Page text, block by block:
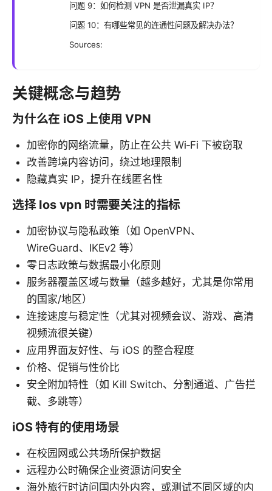
问题 9：如何检测 VPN 是否泄漏真实 IP？
问题 10：有哪些常见的连通性问题及解决办法？
Sources:
关键概念与趋势
为什么在 iOS 上使用 VPN
加密你的网络流量，防止在公共 Wi‑Fi 下被窃取
改善跨境内容访问，绕过地理限制
隐藏真实 IP，提升在线匿名性
选择 Ios vpn 时需要关注的指标
加密协议与隐私政策（如 OpenVPN、
WireGuard、IKEv2 等）
零日志政策与数据最小化原则
服务器覆盖区域与数量（越多越好，尤其是你常用
的国家/地区）
连接速度与稳定性（尤其对视频会议、游戏、高清
视频流很关键）
应用界面友好性、与 iOS 的整合程度
价格、促销与性价比
安全附加特性（如 Kill Switch、分割通道、广告拦
截、多跳等）
iOS 特有的使用场景
在校园网或公共场所保护数据
远程办公时确保企业资源访问安全
海外旅行时访问国内外内容，或测试不同区域的内